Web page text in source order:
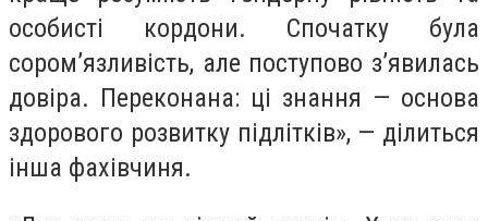
особисті кордони. Спочатку була
сором’язливість, але поступово з’явилась
довіра. Переконана: ці знання — основа
здорового розвитку підлітків», — ділиться
інша фахівчиня.